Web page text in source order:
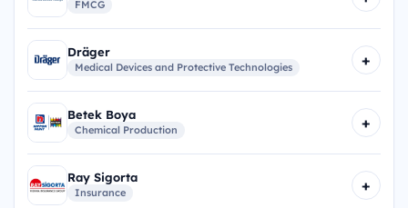
FMCG
Dräger
Medical Devices and Protective Technologies +
Betek Boya
Chemical Production +
Ray Sigorta
Insurance +